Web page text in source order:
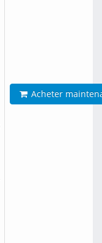
Acheter